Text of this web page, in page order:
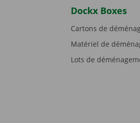
Dockx Boxes
Cartons de
Matériel de
Lots de